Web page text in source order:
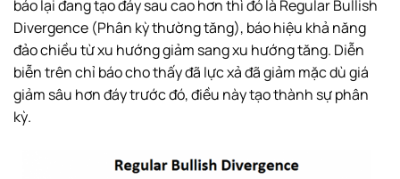
báo lại đang tạo đáy sau cao hơn thì đó là Regular Bullish
Divergence (Phân kỳ thường tăng), báo hiệu khả năng
đảo chiều từ xu hướng giảm sang xu hướng tăng. Diễn
biễn trên chỉ báo cho thấy đã lực xả đã giảm mặc dù giá
giảm sâu hơn đáy trước đó, điều này tạo thành sự phân
kỳ.